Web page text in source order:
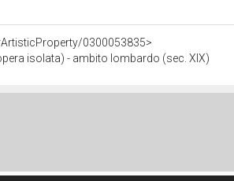
0300053835>
isolata) - ambito lombardo (sec. XIX)